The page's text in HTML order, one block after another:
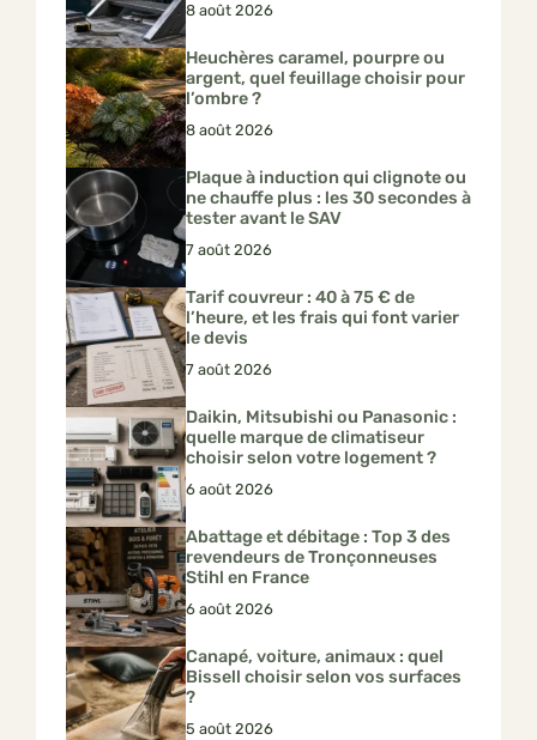
8 août 2026
Heuchères caramel, pourpre ou
argent, quel feuillage choisir pour
l’ombre ?
8 août 2026
Plaque à induction qui clignote ou
ne chauffe plus : les 30 secondes à
tester avant le SAV
7 août 2026
Tarif couvreur : 40 à 75 € de
l’heure, et les frais qui font varier
le devis
7 août 2026
Daikin, Mitsubishi ou Panasonic :
quelle marque de climatiseur
choisir selon votre logement ?
6 août 2026
Abattage et débitage : Top 3 des
revendeurs de Tronçonneuses
Stihl en France
6 août 2026
Canapé, voiture, animaux : quel
Bissell choisir selon vos surfaces
?
5 août 2026